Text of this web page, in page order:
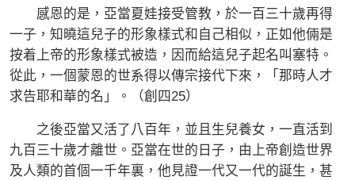
感恩的是，亞當夏娃接受管教，於一百三十歲再得
一子，知曉這兒子的形象樣式和自己相似，正如他倆是
按着上帝的形象樣式被造，因而給這兒子起名叫塞特。
從此，一個蒙恩的世系得以傳宗接代下來，「那時人才
求告耶和華的名」。（創四25）
之後亞當又活了八百年，並且生兒養女，一直活到
九百三十歲才離世。亞當在世的日子，由上帝創造世界
及人類的首個一千年裏，他見證一代又一代的誕生，甚